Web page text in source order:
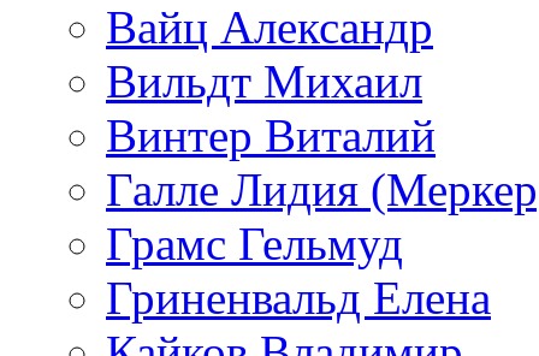
Вайц Александр
Вильдт Михаил
Винтер Виталий
Галле Лидия
Грамс Гельмуд
Гриненвальд Елена